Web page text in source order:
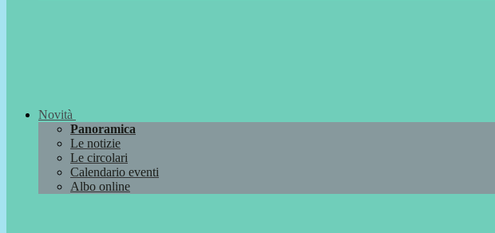
Novità
Panoramica
Le notizie
Le circolari
Calendario eventi
Albo online